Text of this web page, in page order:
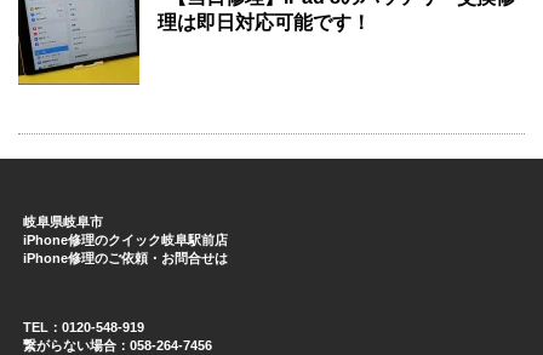
理は即日対応可能です！
岐阜県岐阜市
iPhone修理のクイック岐阜駅前店
iPhone修理のご依頼・お問合せは
TEL：0120-548-919
繋がらない場合：058-264-7456